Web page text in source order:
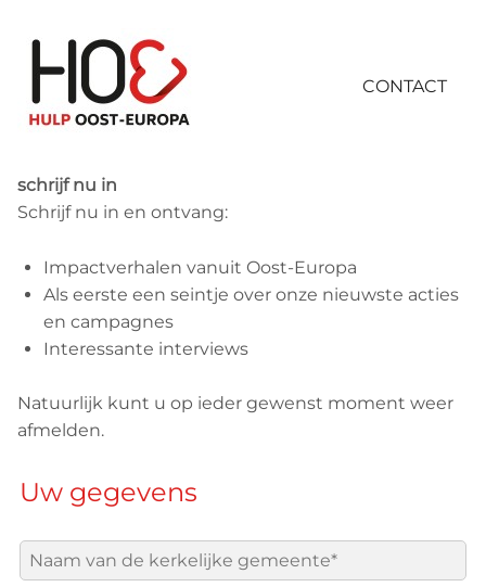
links
to
to
main
CONTACT
schrijf nu in
Schrijf nu in en ontvang:
Impactverhalen vanuit Oost-Europa
Als eerste een seintje over onze nieuwste acties
en campagnes
Interessante interviews
Natuurlijk kunt u op ieder gewenst moment weer
afmelden.
Uw gegevens
Naam
van